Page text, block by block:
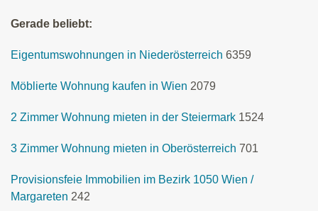
Gerade beliebt:
Eigentumswohnungen in Niederösterreich 6359
Möblierte Wohnung kaufen in Wien 2079
2 Zimmer Wohnung mieten in der Steiermark 1524
3 Zimmer Wohnung mieten in Oberösterreich 701
Provisionsfeie Immobilien im Bezirk 1050 Wien /
Margareten 242